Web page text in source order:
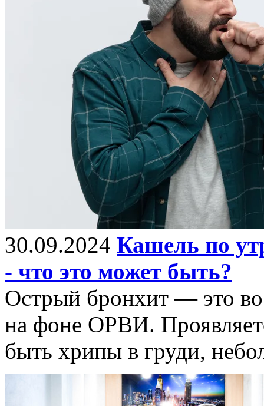
30.09.2024 Кашель по
- что это может быть?
Острый бронхит — это
на фоне ОРВИ.
быть хрипы в груди,